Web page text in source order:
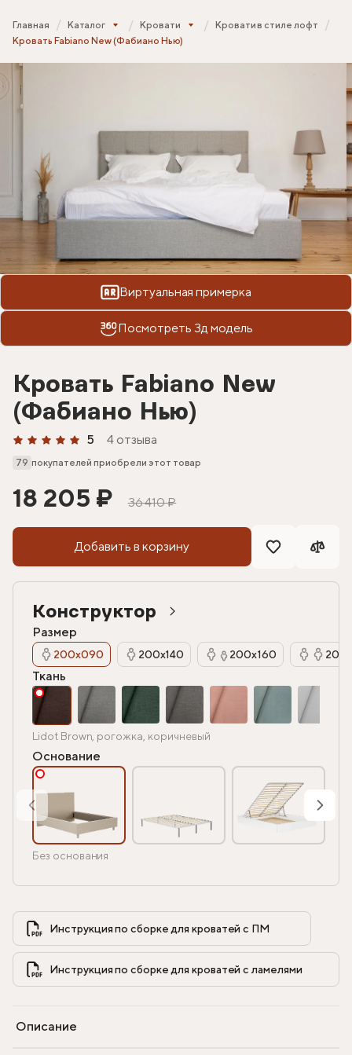
Главная Каталог Кровати
Кровати в стиле лофт
Кровать Fabiano New (Фабиано Нью)
Виртуальная примерка
Посмотреть 3д модель
Кровать Fabiano New
(Фабиано Нью)
5 4 отзыва
79 покупателей приобрели этот товар
18 205 ₽ 36 410 ₽
Добавить в корзину
Конструктор
Размер
200х090 200х140 200х160
Ткань
Lidot Brown, рогожка, коричневый
Основание
Без основания
Инструкция по сборке для кроватей с ПМ
Описание